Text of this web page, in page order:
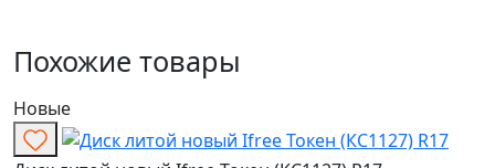
Похожие товары
Новые